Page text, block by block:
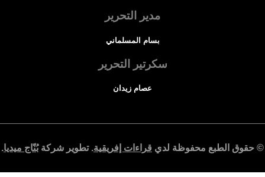
مدير التحرير
بسام المسلماني
سكرتير التحرير
عصام زيدان
© حقوق الطبع محفوظة لدي قراءات إفريقية. تطوير شركةبُنّاج ميديا.